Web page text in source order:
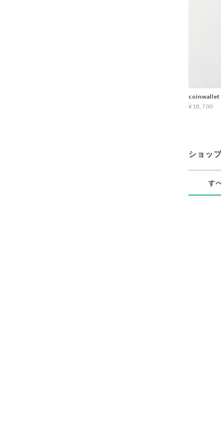
coinwallet
¥18,700
ショッ
す